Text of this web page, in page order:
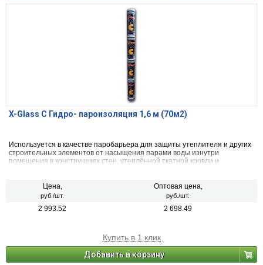
X-Glass С Гидро- пароизоляция 1,6 м (70м2)
Используется в качестве паробарьера для защиты утеплителя и других
строительных элементов от насыщения парами воды изнутри
помещения в конструкциях стен, утеплённой скатной кровли и
Цена,
руб./шт.
Оптовая цена,
руб./шт.
2 993.52 2 698.49
Купить в 1 клик
Добавить в корзину